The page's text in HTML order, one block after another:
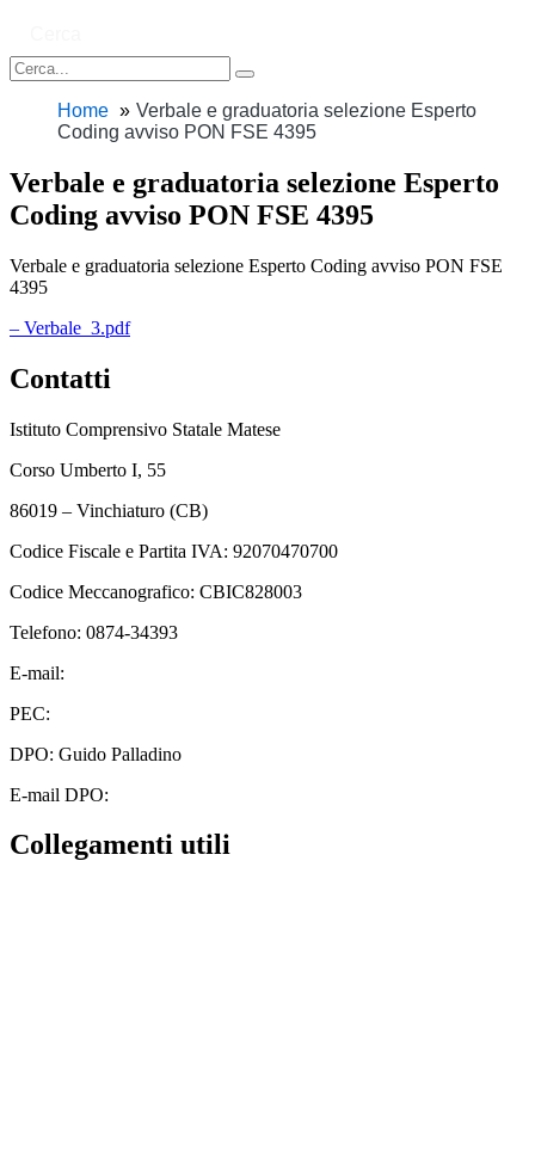
Home
Verbale e graduatoria selezione Esperto
Coding avviso PON FSE 4395
Verbale e graduatoria selezione Esperto
Coding avviso PON FSE 4395
Verbale e graduatoria selezione Esperto Coding avviso PON FSE
4395
– Verbale_3.pdf
Contatti
Istituto Comprensivo Statale Matese
Corso Umberto I, 55
86019 – Vinchiaturo (CB)
Codice Fiscale e Partita IVA: 92070470700
Codice Meccanografico: CBIC828003
Telefono: 0874-34393
E-mail:
PEC:
DPO: Guido Palladino
E-mail DPO:
Collegamenti utili